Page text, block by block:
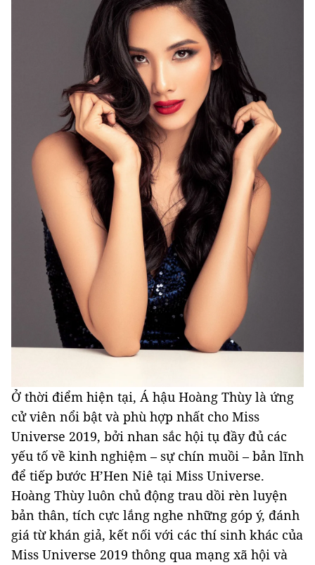
Ở thời điểm hiện tại, Á hậu Hoàng Thùy là ứng
cử viên nổi bật và phù hợp nhất cho Miss
Universe 2019, bởi nhan sắc hội tụ đầy đủ các
yếu tố về kinh nghiệm – sự chín muồi – bản lĩnh
để tiếp bước H’Hen Niê tại Miss Universe.
Hoàng Thùy luôn chủ động trau dồi rèn luyện
bản thân, tích cực lắng nghe những góp ý, đánh
giá từ khán giả, kết nối với các thí sinh khác của
Miss Universe 2019 thông qua mạng xã hội và